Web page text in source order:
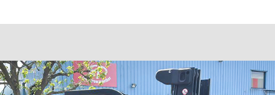
Сообщение